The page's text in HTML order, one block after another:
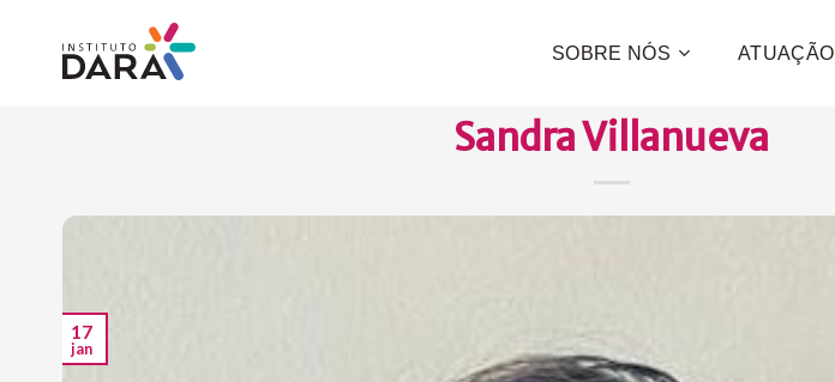
SOBRE NÓS ATUAÇÃO
Sandra Villanueva
17
jan